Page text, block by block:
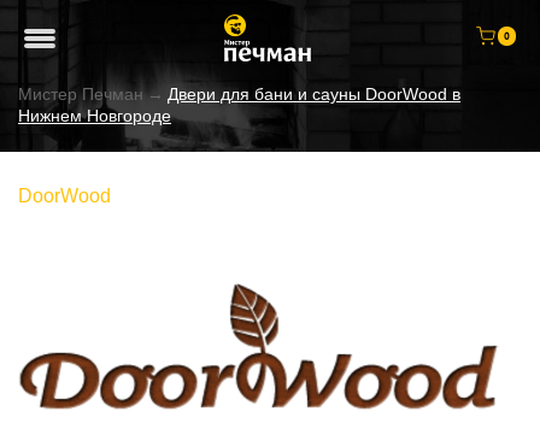
0
Мистер Печман → Двери для бани и сауны DoorWood в
Нижнем Новгороде
DoorWood